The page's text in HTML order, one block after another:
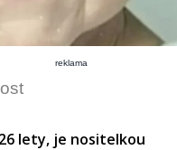
reklama
lety, je nositelkou